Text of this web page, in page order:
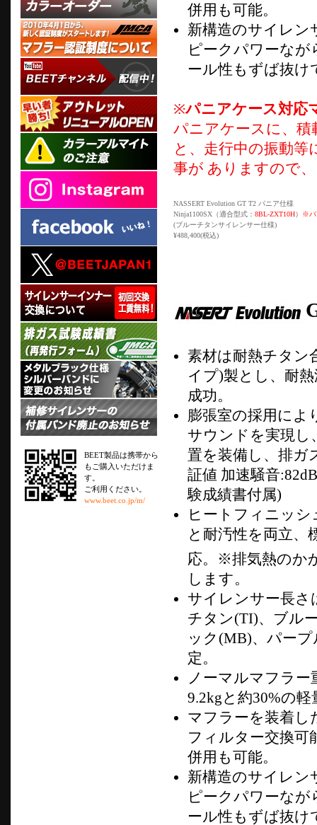
BEET製品は携帯から
もご購入いただけま
す。
ご利用ください。
www.beet.co.jp/m/
併用も可能。
新構造のサイレン
ピークパワーな
ール性もずば抜け
※パニアケース対応
パニアケースに、積
と、走行中の振動
事が ありますので
NASSERT Evolution GT T2 パニア仕様
Ninja1100SX（適合型式： 8BL-ZXT10H） ※パ
(ブルーチタンサイレンサー仕様)
¥488,400(税込)
素材は耐熱チタン
イプ)製とし、耐
成功。
膨張室の採用によ
サウンドを実現し
置を装備し、排ガ
証値 加速騒音
験成績書付属)
ヒートフィニッ
と耐汚性を両立、
応。※排気熱のか
します。
サイレンサー長さ
チタン(TI)、ブル
ック(MB)、パー
定。
ノーマルマフラー
9.2kgと約30%の軽
マフラーを装着し
フィルター交換可
併用も可能。
新構造のサイレン
ピークパワーな
ール性もずば抜け